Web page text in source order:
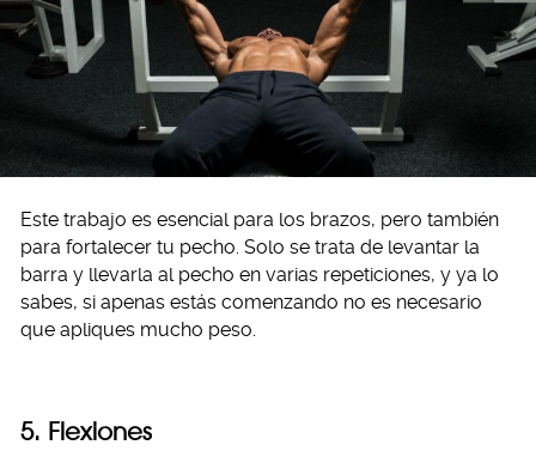
Este trabajo es esencial para los brazos, pero también
para fortalecer tu pecho. Solo se trata de levantar la
barra y llevarla al pecho en varias repeticiones, y ya lo
sabes, si apenas estás comenzando no es necesario
que apliques mucho peso.
5. Flexiones